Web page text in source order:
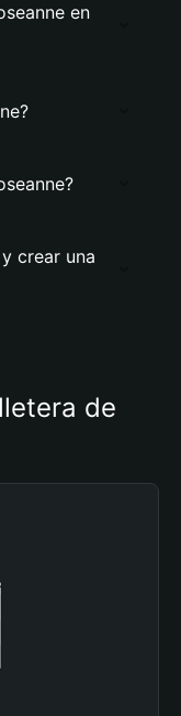
en
crear una
de